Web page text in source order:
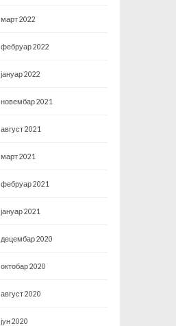
март 2022
фебруар 2022
јануар 2022
новембар 2021
август 2021
март 2021
фебруар 2021
јануар 2021
децембар 2020
октобар 2020
август 2020
јун 2020